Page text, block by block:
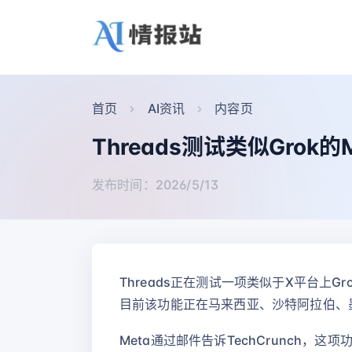
首页 AI资讯 内容页
Threads测试类似Grok的
发布时间：2026/5/13
Threads正在测试一项类似于X平台上
目前该功能正在马来西亚、沙特阿拉伯
Meta通过邮件告诉TechCrunch，这项